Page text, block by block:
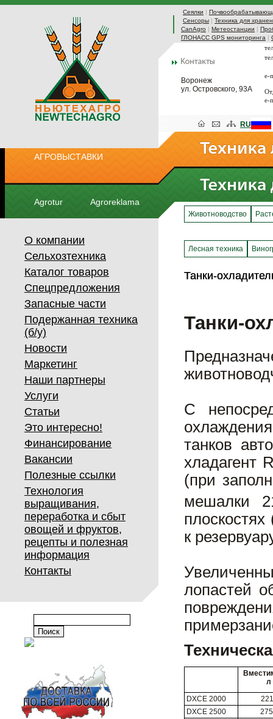
Сеялки |
Сенсоры | Техника для
CanAgro | Метеостанции |
ГЛОНАСС GPS мониторинга |
Воронеж
ул. Островского, 93А
e-
e-
АГРОВЫСТАВКИ
Agrotur Agroreklama
RU
О компании
Сельхозтехника
Каталог товаров
Спецпредложения
Запасные части
Подержанная техника
(б/у)
Новости
Маркетинг
Наши партнеры
Услуги
Статьи
Это интересно!
Финансирование
Вакансии
Полезные ссылки
Технология
выращивания,
переработка и сбыт
овощей и фруктов,
рецепты и полезная
информация
Контакты
Животноводство
Лесная техника
Танки-
Танки-
Танки-
С
танков
хладагент
(при
мешалки
к
лопастей
л
DXCE 2000
DXCE 2500